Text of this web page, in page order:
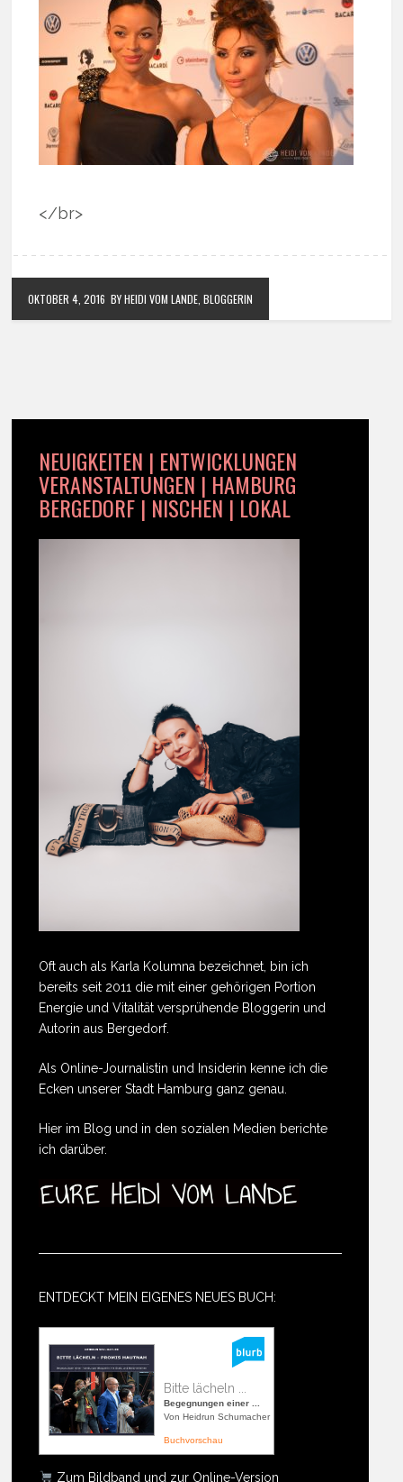
</br>
OKTOBER 4, 2016 BY HEIDI VOM LANDE, BLOGGERIN
NEUIGKEITEN | ENTWICKLUNGEN
VERANSTALTUNGEN | HAMBURG
BERGEDORF | NISCHEN | LOKAL
Oft auch als Karla Kolumna bezeichnet, bin ich
bereits seit 2011 die mit einer gehörigen Portion
Energie und Vitalität versprühende Bloggerin und
Autorin aus Bergedorf.
Als Online-Journalistin und Insiderin kenne ich die
Ecken unserer Stadt Hamburg ganz genau.
Hier im Blog und in den sozialen Medien berichte
ich darüber.
ENTDECKT MEIN EIGENES NEUES BUCH:
Bitte lächeln ...
Begegnungen einer ...
Von Heidrun Schumacher
Buchvorschau
Zum Bildband und zur Online-Version